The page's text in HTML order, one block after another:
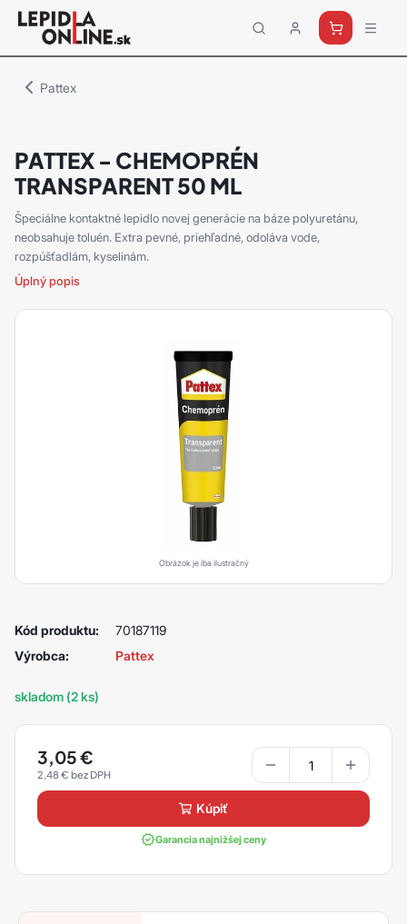
Priemyselné
lepidlá
Pattex
PATTEX - CHEMOPRÉN
TRANSPARENT 50 ML
Špeciálne kontaktné lepidlo novej generácie na báze polyuretánu,
neobsahuje toluén. Extra pevné, priehľadné, odoláva vode,
rozpúšťadlám, kyselinám.
Úplný popis
Obrázok je iba ilustračný
Kód produktu:
70187119
Výrobca:
Pattex
skladom (2 ks)
3,05€
2,48€
kúpiť
Garancia najnižšej ceny